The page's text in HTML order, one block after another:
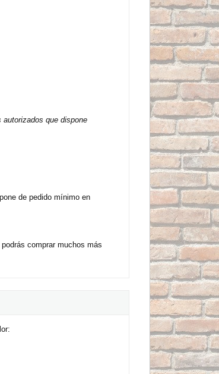
que dispone
de pedido mínimo en
comprar muchos más